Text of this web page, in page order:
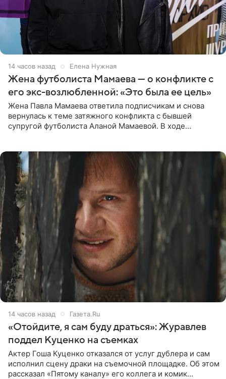
14 часов назад Елена Нужная
Жена футболиста Мамаева — о конфликте с
его экс-возлюбленной: «Это была ее цель»
Жена Павла Мамаева ответила подписчикам и снова
вернулась к теме затяжного конфликта с бывшей
супругой футболиста Аланой Мамаевой. В ходе
14 часов назад Газета.Ru
«Отойдите, я сам буду драться»: Журавлев
поддел Куценко на съемках
Актер Гоша Куценко отказался от услуг дублера и сам
исполнил сцену драки на съемочной площадке. Об этом
рассказал «Пятому каналу» его коллега и комик